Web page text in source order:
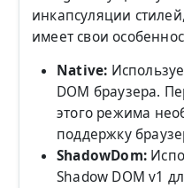
инкапсуляции
имеет свои
Native:
DOM браузера.
этого режима
поддержку
ShadowDom:
Shadow DOM v1